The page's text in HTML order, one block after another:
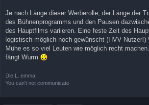
Je nach Länge dieser Werberolle, der Länge der
des Bühnenprogramms und den Pausen
des Hauptfilms variieren. Eine feste Zeit des
logistisch möglich noch gewünscht (HVV Nutzer!)
Mühe es so viel Leuten wie möglich recht
fängt Wurm
Die L. emma
You can't not communicate